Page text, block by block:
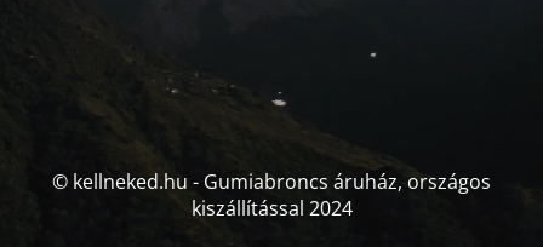
© kellneked.hu - Gumiabroncs áruház, országos
kiszállítással 2024